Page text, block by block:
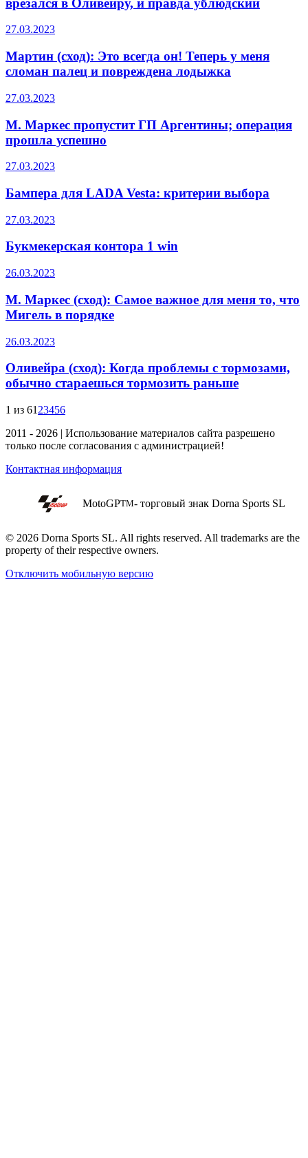
27.03.2023
Мартин (сход): Это всегда он! Теперь у меня
сломан палец и повреждена лодыжка
27.03.2023
М. Маркес пропустит ГП Аргентины; операция
прошла успешно
27.03.2023
Бампера для LADA Vesta: критерии выбора
27.03.2023
Букмекерская контора 1 win
26.03.2023
М. Маркес (сход): Самое важное для меня то, что
Мигель в порядке
26.03.2023
Оливейра (сход): Когда проблемы с тормозами,
обычно стараешься тормозить раньше
1 из 61 23456
2011 - 2026 | Использование материалов сайта разрешено
только после согласования с администрацией!
Контактная информация
MotoGPTM- торговый знак Dorna Sports SL
© 2026 Dorna Sports SL. All rights reserved. All trademarks are the
property of their respective owners.
Отключить мобильную версию